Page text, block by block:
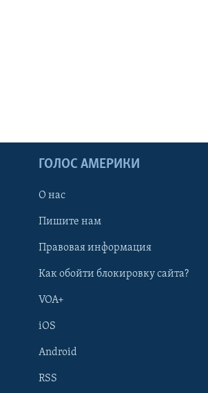
ГОЛОС АМЕРИКИ
О нас
Пишите нам
Правовая информация
Как обойти блокировку сайта?
VOA+
iOS
Android
RSS